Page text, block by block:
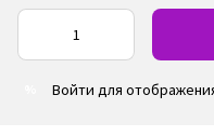
Войти для